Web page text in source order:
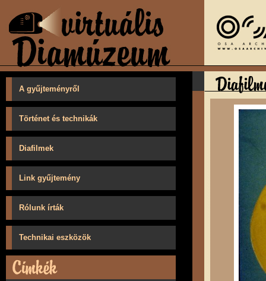
A gyűjteményről
Történet és technikák
Diafilmek
Link gyűjtemény
Rólunk írták
Technikai eszközök